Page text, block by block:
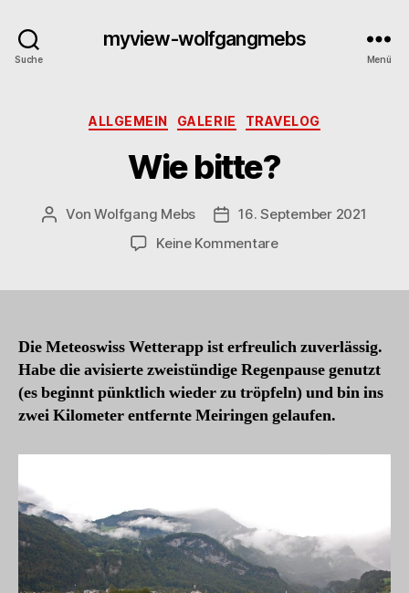
Suche
myview-wolfgangmebs
Menü
Kategorien
ALLGEMEIN GALERIE TRAVELOG
Wie bitte?
Beitragsautor
VonWolfgang Mebs Beitragsdatum
16. September 2021
Keine Kommentarezu
Die Meteoswiss Wetterapp ist erfreulich zuverlässig.
Habe die avisierte zweistündige Regenpause genutzt
(es beginnt pünktlich wieder zu tröpfeln) und bin ins
zwei Kilometer entfernte Meiringen gelaufen.